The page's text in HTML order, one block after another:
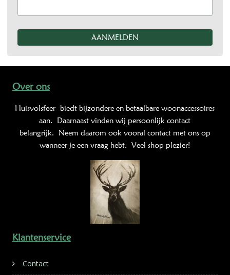
Over ons
Huisvolsfeer biedt bijzondere en betaalbare woonaccessoires
aan. Daarnaast vinden wij persoonlijk contact
belangrijk. Neem daarom ook vooral contact met ons op
wanneer je een vraag hebt. Veel shop plezier!
Klantenservice
Contact